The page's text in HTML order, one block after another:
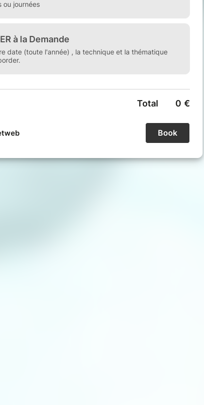
un billet.
D est à la demande, vous choisissez votre
que vous avez envie de découvrir ou
pour une seule journée, il n'est pas divisable
d'ateliers, me contacter directement..